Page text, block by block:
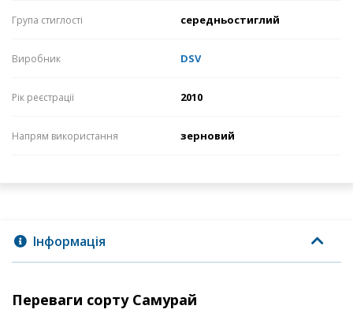
Група стиглості середньостиглий
Виробник DSV
Рік реєстрації 2010
Напрям використання зерновий
Інформація
Переваги сорту Самурай